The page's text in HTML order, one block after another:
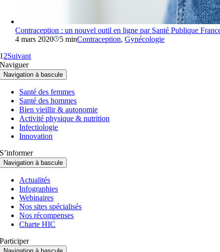
Contraception : un nouvel outil en ligne par Santé Publique
4 mars 2020
5 minContraception,Gynécologie
1 2Suivant
Naviguer
Navigation à bascule
Santé des femmes
Santé des hommes
Bien vieillir & autonomie
Activité physique & nutrition
Infectiologie
Innovation
S’informer
Navigation à bascule
Actualités
Infographies
Webinaires
Nos sites spécialisés
Nos récompenses
Charte HIC
Participer